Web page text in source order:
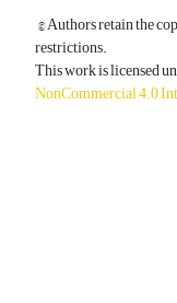
© Authors retain the
restrictions.
This work is licensed
NonCommercial 4.0